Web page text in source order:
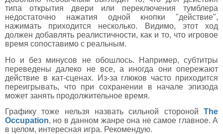
типа открытия двери или переключения тумблера
недостаточно нажатия одной кнопки "действие",
нажимать приходится несколько. Видимо, этот ход
должен добавлять реалистичности, как и то, что игровое
время сопоставимо с реальным.
Но и без минусов не обошлось. Например, субтитры
переведены далеко не все, а иногда они опережают
действие в кат-сценах. Из-за глюков часто приходится
переигрывать, что при сохранении в начале эпизода
может занять продолжительное время.
Графику тоже нельзя назвать сильной стороной The
Occupation, но в данном жанре она не самое главное. А
в целом, интересная игра. Рекомендую.